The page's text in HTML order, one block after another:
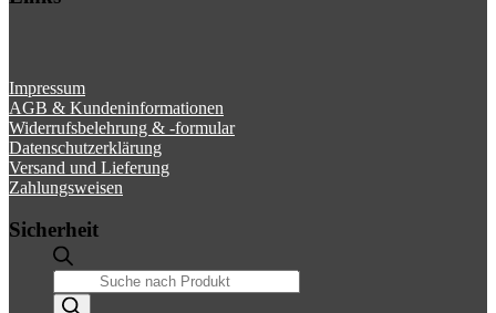
Products
search
Impressum
AGB & Kundeninformationen
Widerrufsbelehrung & -formular
Datenschutzerklärung
Versand und Lieferung
Zahlungsweisen
Sicherheit